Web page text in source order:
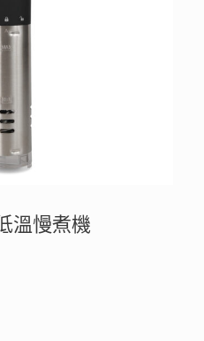
溫慢煮機